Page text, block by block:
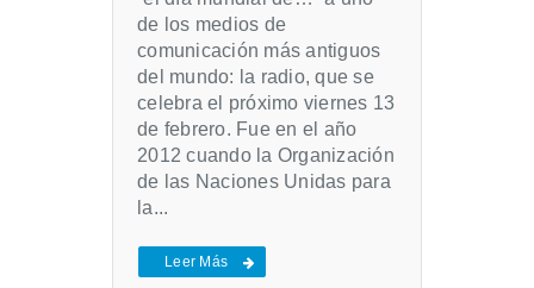
de los medios de
comunicación más antiguos
del mundo: la radio, que se
celebra el próximo viernes 13
de febrero. Fue en el año
2012 cuando la Organización
de las Naciones Unidas para
la...
Leer Más